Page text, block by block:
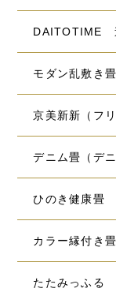
DAITOTIME
モダン乱敷き
京美新新（フ
デニム畳（デ
ひのき健康畳
カラー縁付き
たたみっふる